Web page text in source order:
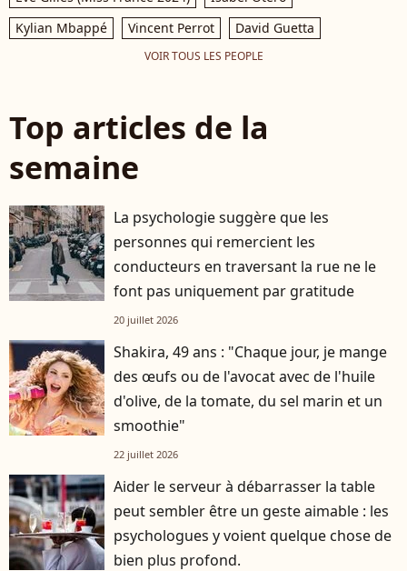
Kylian Mbappé
Vincent Perrot David Guetta
VOIR TOUS LES PEOPLE
Top articles de la
semaine
La psychologie suggère que les
personnes qui remercient les
conducteurs en traversant la rue ne le
font pas uniquement par gratitude
20 juillet 2026
Shakira, 49 ans : "Chaque jour, je mange
des œufs ou de l'avocat avec de l'huile
d'olive, de la tomate, du sel marin et un
smoothie"
22 juillet 2026
Aider le serveur à débarrasser la table
peut sembler être un geste aimable : les
psychologues y voient quelque chose de
bien plus profond.